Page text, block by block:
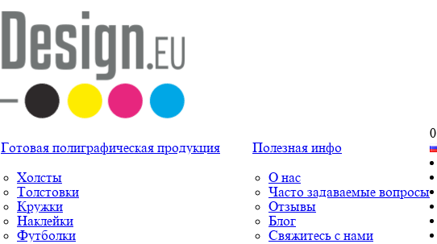
Готовая полиграфическая продукция
Холсты
Толстовки
Кружки
Наклейки
Футболки
Полезная инфо
О нас
Часто задаваемые вопросы
Отзывы
Блог
Свяжитесь с нами
0